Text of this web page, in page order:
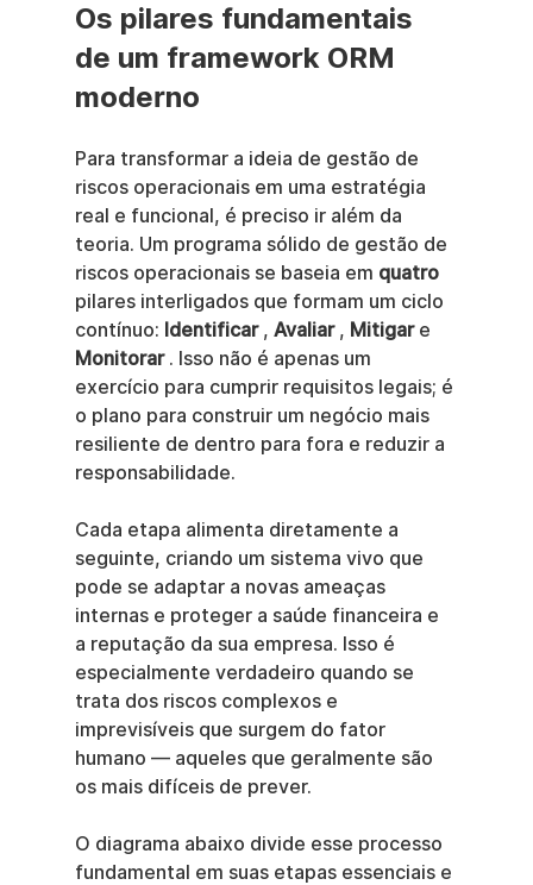
Os pilares fundamentais
de um framework ORM
moderno
Para transformar a ideia de gestão de
riscos operacionais em uma estratégia
real e funcional, é preciso ir além da
teoria. Um programa sólido de gestão de
riscos operacionais se baseia em quatro
pilares interligados que formam um ciclo
contínuo: Identificar , Avaliar , Mitigar e
Monitorar . Isso não é apenas um
exercício para cumprir requisitos legais; é
o plano para construir um negócio mais
resiliente de dentro para fora e reduzir a
responsabilidade.
Cada etapa alimenta diretamente a
seguinte, criando um sistema vivo que
pode se adaptar a novas ameaças
internas e proteger a saúde financeira e
a reputação da sua empresa. Isso é
especialmente verdadeiro quando se
trata dos riscos complexos e
imprevisíveis que surgem do fator
humano — aqueles que geralmente são
os mais difíceis de prever.
O diagrama abaixo divide esse processo
fundamental em suas etapas essenciais e